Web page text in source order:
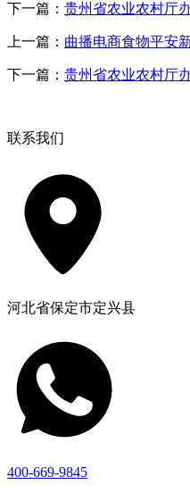
下一篇： 贵州省农业农村厅
上一篇： 曲播电商食物平安
下一篇： 贵州省农业农村厅
联系我们
河北省保定市定兴县
400-669-9845